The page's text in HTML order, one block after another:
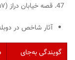
قصه خیابان دراز (۱۳۵۷)
آثار شاخص در
گویندگی به‌جای